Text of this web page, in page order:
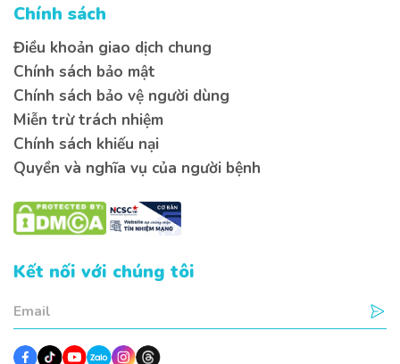
Chính sách
Điều khoản giao dịch chung
Chính sách bảo mật
Chính sách bảo vệ người dùng
Miễn trừ trách nhiệm
Chính sách khiếu nại
Quyền và nghĩa vụ của người bệnh
Kết nối với chúng tôi